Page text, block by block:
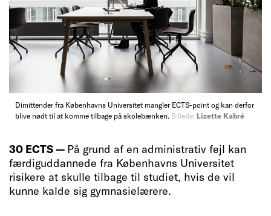
Dimittender fra Københavns Universitet mangler ECTS-point og kan derfor
blive nødt til at komme tilbage på skolebænken. Billede: Lizette Kabré
30 ECTS — På grund af en administrativ fejl kan
færdiguddannede fra Københavns Universitet
risikere at skulle tilbage til studiet, hvis de vil
kunne kalde sig gymnasielærere.